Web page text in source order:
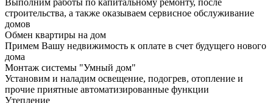
строительства, а также оказываем сервисное обслуживание
домов
Обмен квартиры на дом
Примем Вашу недвижимость к оплате в счет будущего нового
дома
Монтаж системы "Умный дом"
Установим и наладим освещение, подогрев, отопление и
прочие приятные автоматизированные функции
Утепление